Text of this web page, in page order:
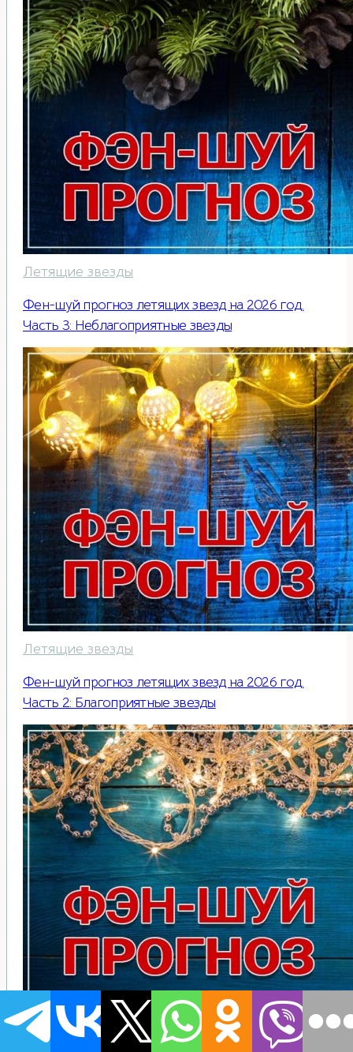
Летящие звезды
Фен-шуй прогноз летящих звезд на 2026 год.
Часть 3: Неблагоприятные звезды
Летящие звезды
Фен-шуй прогноз летящих звезд на 2026 год.
Часть 2: Благоприятные звезды
Летящие звезды